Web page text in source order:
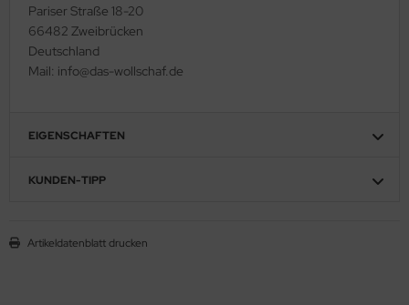
Pariser Straße 18-20
66482 Zweibrücken
Deutschland
Mail: info@das-wollschaf.de
EIGENSCHAFTEN
KUNDEN-TIPP
Artikeldatenblatt drucken